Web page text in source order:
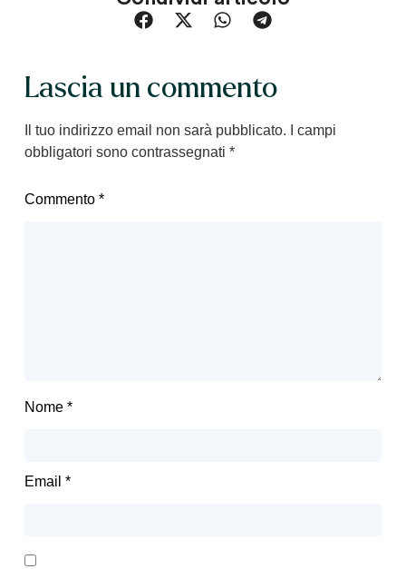
Lascia un commento
Il tuo indirizzo email non sarà pubblicato.
I campi
obbligatori sono contrassegnati *
Commento *
Nome *
Email *